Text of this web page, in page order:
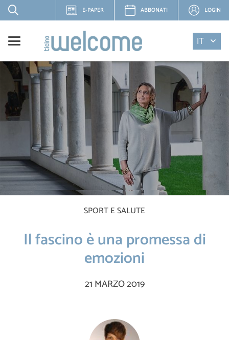
E-PAPER ABBONATI LOGIN
IT
SPORT E SALUTE
Il fascino è una promessa di
emozioni
21 MARZO 2019